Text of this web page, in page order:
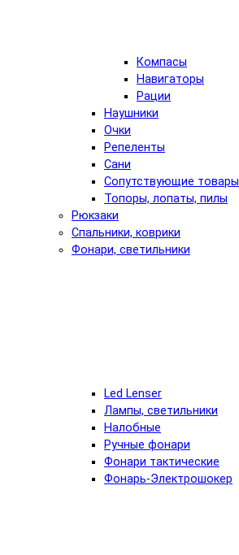
Компасы
Навигаторы
Рации
Наушники
Очки
Репеленты
Сани
Сопутствующие товары
Топоры, лопаты, пилы
Рюкзаки
Спальники, коврики
Фонари, светильники
Led Lenser
Лампы, светильники
Налобные
Ручные фонари
Фонари тактические
Фонарь-Электрошокер